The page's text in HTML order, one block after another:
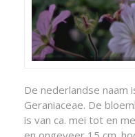
De nederlandse naam
Geraniaceae. De
is van ca. mei tot en